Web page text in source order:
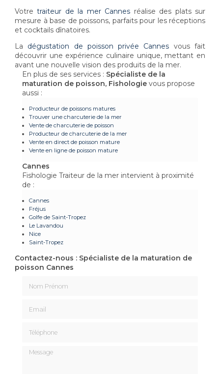
Votretraiteur de la mer Cannes réalise des plats sur
mesure à base de poissons, parfaits pour les réceptions
et cocktails dînatoires.
La dégustation de poisson privée Cannes vous fait
découvrir une expérience culinaire unique, mettant en
avant une nouvelle vision des produits de la mer.
En plus de ses services : Spécialiste de la
maturation de poisson, Fishologie vous propose
aussi :
Producteur de poissons matures
Trouver une charcuterie de la mer
Vente de charcuterie de poisson
Producteur de charcuterie de la mer
Vente en direct de poisson mature
Vente en ligne de poisson mature
Cannes
Fishologie Traiteur de la mer intervient à proximité
de :
Cannes
Fréjus
Golfe de Saint-Tropez
Le Lavandou
Nice
Saint-Tropez
Contactez-nous : Spécialiste de la maturation de
poisson Cannes
Message